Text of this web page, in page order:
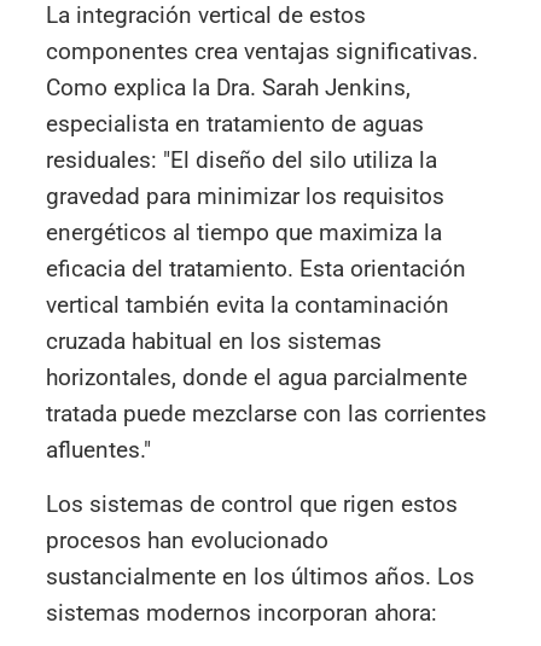
La integración vertical de estos
componentes crea ventajas significativas.
Como explica la Dra. Sarah Jenkins,
especialista en tratamiento de aguas
residuales: "El diseño del silo utiliza la
gravedad para minimizar los requisitos
energéticos al tiempo que maximiza la
eficacia del tratamiento. Esta orientación
vertical también evita la contaminación
cruzada habitual en los sistemas
horizontales, donde el agua parcialmente
tratada puede mezclarse con las corrientes
afluentes."
Los sistemas de control que rigen estos
procesos han evolucionado
sustancialmente en los últimos años. Los
sistemas modernos incorporan ahora: